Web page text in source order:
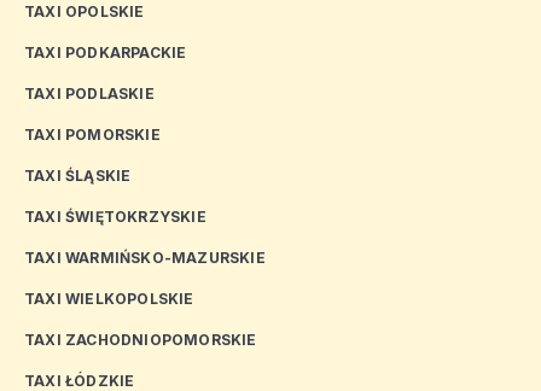
TAXI OPOLSKIE
TAXI PODKARPACKIE
TAXI PODLASKIE
TAXI POMORSKIE
TAXI ŚLĄSKIE
TAXI ŚWIĘTOKRZYSKIE
TAXI WARMIŃSKO-MAZURSKIE
TAXI WIELKOPOLSKIE
TAXI ZACHODNIOPOMORSKIE
TAXI ŁÓDZKIE